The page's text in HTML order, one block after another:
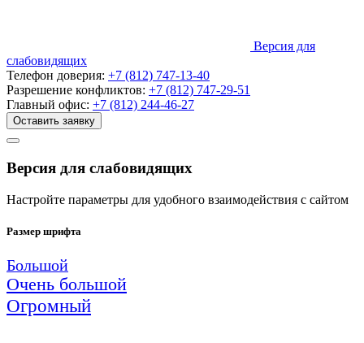
Версия для
слабовидящих
Телефон доверия: +7 (812) 747-13-40
Разрешение конфликтов: +7 (812) 747-29-51
Главный офис: +7 (812) 244-46-27
Оставить заявку
Версия для слабовидящих
Настройте параметры для удобного взаимодействия с сайтом
Размер шрифта
Большой
Очень большой
Огромный